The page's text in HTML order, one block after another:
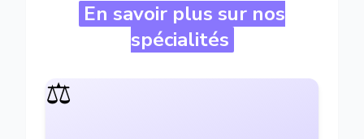
En savoir plus sur nos
spécialités
⚖️